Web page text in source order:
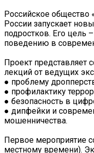
Российское общество
России запускает
подростков. Его цель
поведению в
Проект представляет
лекций от ведущих
● проблему
● профилактику
● безопасность в
● дипфейки и
мошенничества.
Первое мероприятие
местному времени).